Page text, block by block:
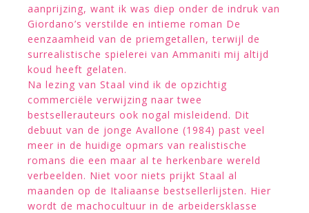
aanprijzing, want ik was diep onder de indruk van
Giordano’s verstilde en intieme roman De
eenzaamheid van de priemgetallen, terwijl de
surrealistische spielerei van Ammaniti mij altijd
koud heeft gelaten.
Na lezing van Staal vind ik de opzichtig
commerciële verwijzing naar twee
bestsellerauteurs ook nogal misleidend. Dit
debuut van de jonge Avallone (1984) past veel
meer in de huidige opmars van realistische
romans die een maar al te herkenbare wereld
verbeelden. Niet voor niets prijkt Staal al
maanden op de Italiaanse bestsellerlijsten. Hier
wordt de machocultuur in de arbeidersklasse